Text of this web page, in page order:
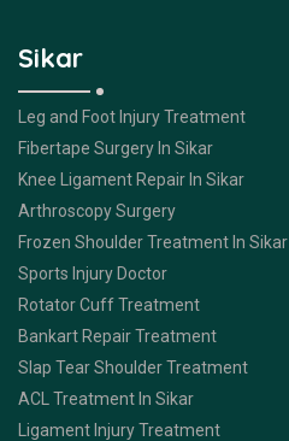
Sikar
Leg and Foot Injury Treatment
Fibertape Surgery In Sikar
Knee Ligament Repair In Sikar
Arthroscopy Surgery
Frozen Shoulder Treatment In Sikar
Sports Injury Doctor
Rotator Cuff Treatment
Bankart Repair Treatment
Slap Tear Shoulder Treatment
ACL Treatment In Sikar
Ligament Injury Treatment